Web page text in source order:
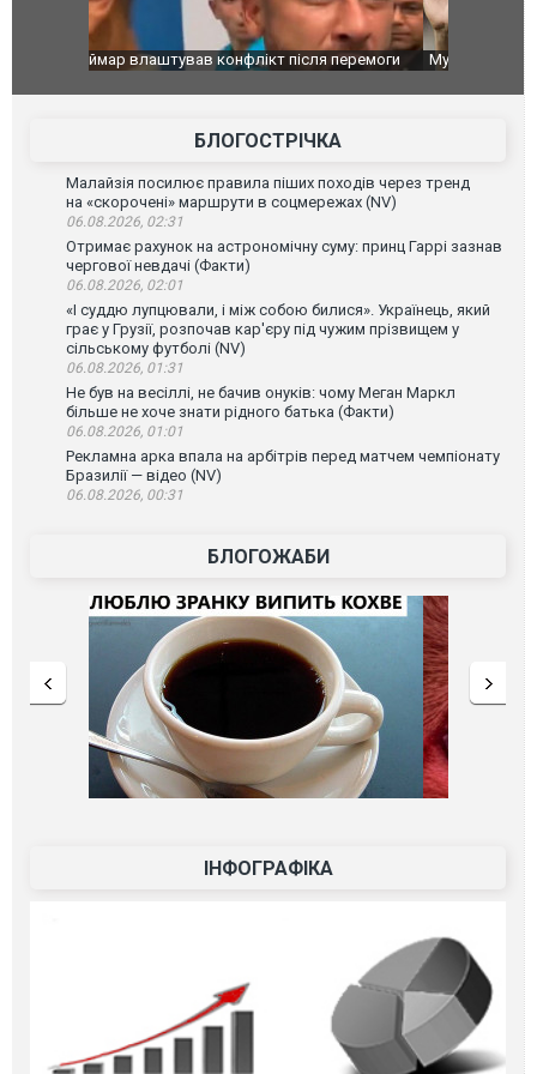
Мудрик провів перший матч за "Челсі" після
під час
Франції
БЛОГОСТРІЧКА
Малайзія посилює правила піших походів через тренд
на «скорочені» маршрути в соцмережах (NV)
06.08.2026, 02:31
Отримає рахунок на астрономічну суму: принц Гаррі зазнав
чергової невдачі (Факти)
06.08.2026, 02:01
«І суддю лупцювали, і між собою билися». Українець, який
грає у Грузії, розпочав кар'єру під чужим прізвищем у
сільському футболі (NV)
06.08.2026, 01:31
Не був на весіллі, не бачив онуків: чому Меган Маркл
більше не хоче знати рідного батька (Факти)
06.08.2026, 01:01
Рекламна арка впала на арбітрів перед матчем чемпіонату
Бразилії — відео (NV)
06.08.2026, 00:31
БЛОГОЖАБИ
ІНФОГРАФІКА